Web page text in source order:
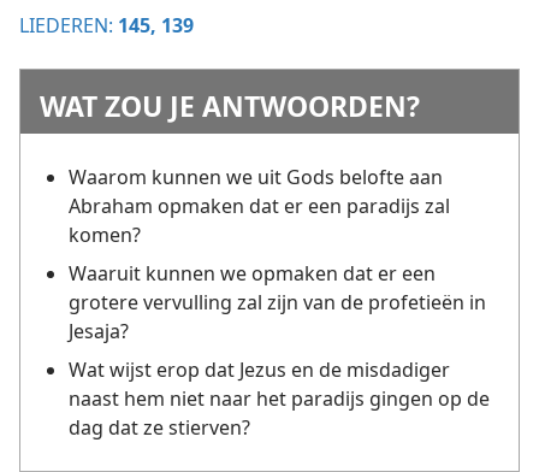
LIEDEREN: 145, 139
WAT ZOU JE ANTWOORDEN?
Waarom kunnen we uit Gods belofte aan
Abraham opmaken dat er een paradijs zal
komen?
Waaruit kunnen we opmaken dat er een
grotere vervulling zal zijn van de profetieën in
Jesaja?
Wat wijst erop dat Jezus en de misdadiger
naast hem niet naar het paradijs gingen op de
dag dat ze stierven?